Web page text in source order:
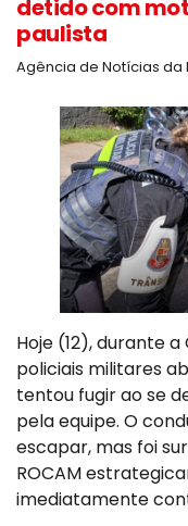
detido com
paulista
Agência de Notícias da
Hoje (12), durante
policiais militares
tentou fugir ao se
pela equipe. O
escapar, mas foi
ROCAM
imediatamente